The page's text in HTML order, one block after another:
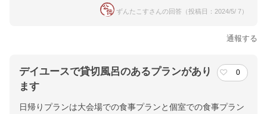
ずんたこすさんの回答（投稿日：2024/5/ 7）
通報する
デイユースで貸切風呂のあるプランがあり
ます
0
日帰りプランは大会場での食事プランと個室での食事プラン